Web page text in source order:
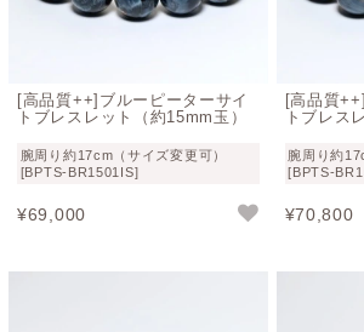
す。
ならない方のお守りのように身に着ける
愛することができるようになると云われ
[高品質++]ブルーピーターサイ
トブレスレット（約15mm玉）
腕周り約17cm（サイズ変更可）
[BPTS-BR1501IS]
¥69,000
[高品質
トブレス
腕周り約
[BPTS-
¥70,800